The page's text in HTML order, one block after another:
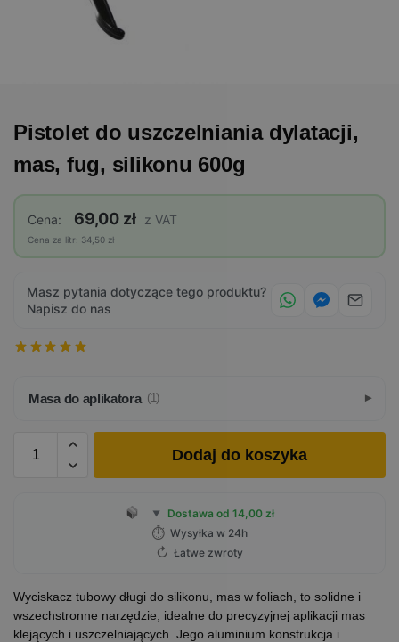
Pistolet do uszczelniania dylatacji,
mas, fug, silikonu 600g
Cena: 69,00 zł z VAT
Cena za litr: 34,50 zł
Masz pytania dotyczące tego produktu?
Napisz do nas
Masa do aplikatora (1)
Dodaj do koszyka
▼ Dostawa od 14,00 zł
⏱ Wysyłka w 24h
↻ Łatwe zwroty
Wyciskacz tubowy długi do silikonu, mas w foliach, to solidne i
wszechstronne narzędzie, idealne do precyzyjnej aplikacji mas
klejących i uszczelniających. Jego aluminium konstrukcja i